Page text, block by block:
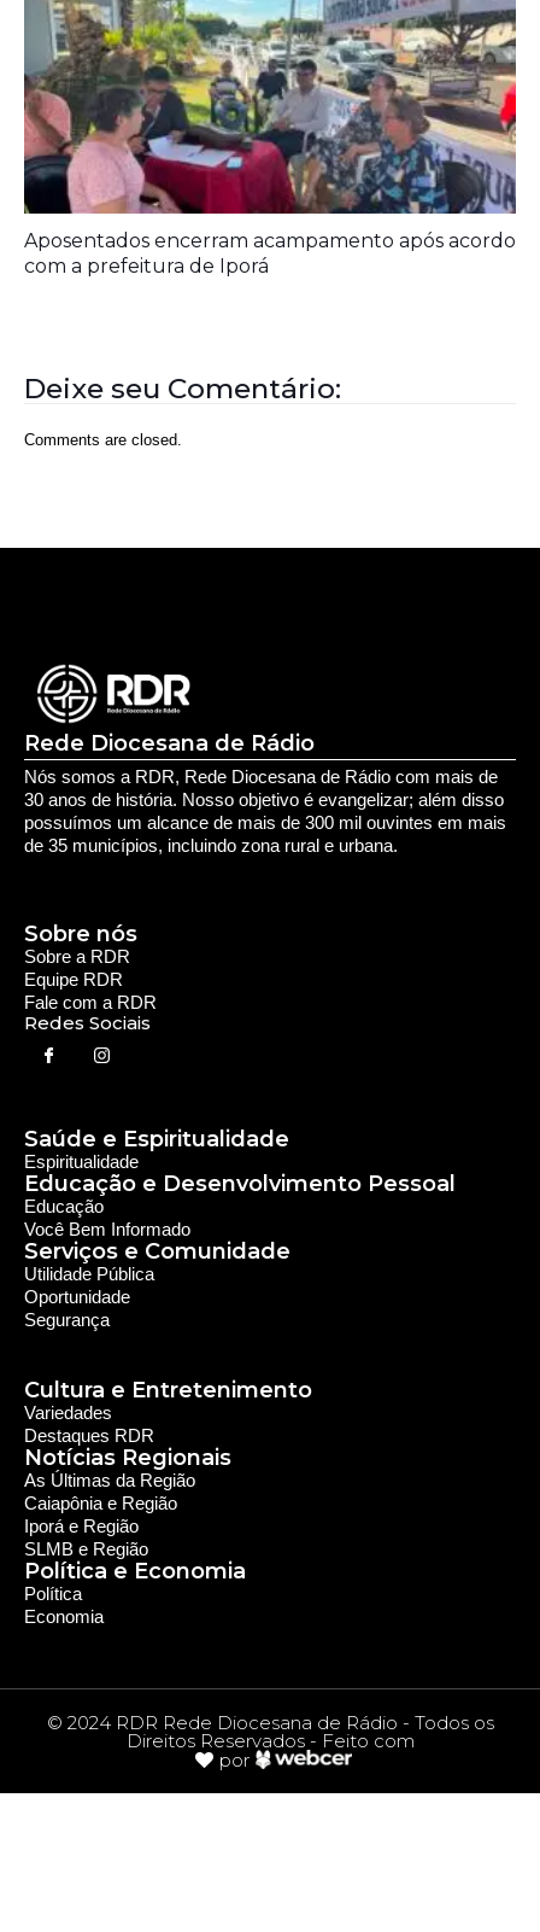
Aposentados encerram acampamento após acordo
com a prefeitura de Iporá
Deixe seu Comentário:
Comments are closed.
Rede Diocesana de Rádio
Nós somos a RDR, Rede Diocesana de Rádio com mais de
30 anos de história. Nosso objetivo é evangelizar; além disso
possuímos um alcance de mais de 300 mil ouvintes em mais
de 35 municípios, incluindo zona rural e urbana.
Sobre a RDR
Equipe RDR
Fale com a RDR
Redes Sociais
Sobre nós
Saúde e Espiritualidade
Espiritualidade
Educação e Desenvolvimento Pessoal
Educação
Você Bem Informado
Serviços e Comunidade
Utilidade Pública
Oportunidade
Segurança
Cultura e Entretenimento
Política e Economia
Notícias Regionais
Política
Economia
As Últimas da Região
Caiapônia e Região
Iporá e Região
SLMB e Região
Variedades
Destaques RDR
© 2024 RDR Rede Diocesana de Rádio - Todos os
Direitos Reservados - Feito com
por